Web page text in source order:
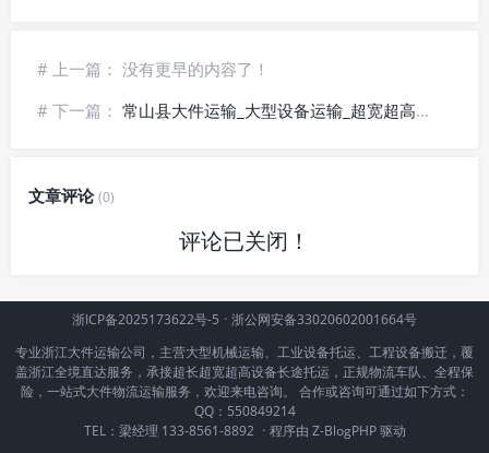
# 上一篇： 没有更早的内容了！
# 下一篇： 常山县大件运输_大型设备运输_超宽超高货物运输
文章评论(0)
评论已关闭！
浙ICP备2025173622号-5 · 浙公网安备33020602001664号
专业浙江大件运输公司，主营大型机械运输、工业设备托运、工程设备搬迁，覆
盖浙江全境直达服务，承接超长超宽超高设备长途托运，正规物流车队、全程保
险，一站式大件物流运输服务，欢迎来电咨询。 合作或咨询可通过如下方式：
QQ：550849214
TEL：梁经理 133-8561-8892 · 程序由 Z-BlogPHP驱动